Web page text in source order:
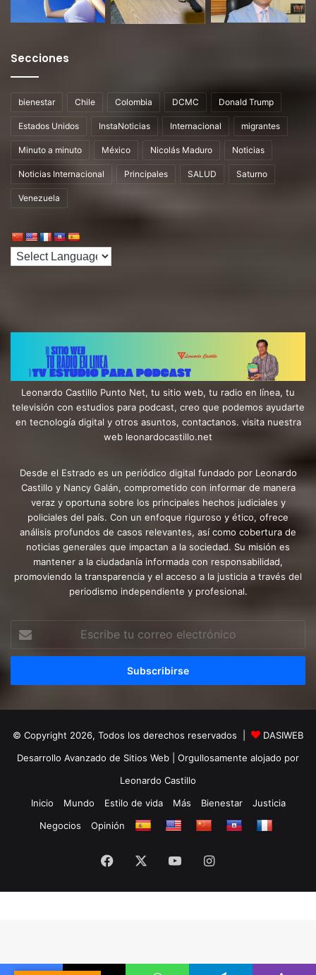
Secciones
bienestar Chile Colombia DCMC Donald Trump
Estados Unidos InstaNoticias Internacional migrantes
Minuto a minuto México Nicolás Maduro Noticias
Noticias Internacional Principales SALUD Saturno
Venezuela
Leonardo Castillo Punto Net, tu sitio web, tu radio en línea, tu
televisión con estudios para podcast, creo que podemos ayudarte
en tecnología digital y otros asuntos, contactanos. visita nuestra
web leonardocastillo.net
Desde el Estrado es un periódico digital fundado por Leonardo
Castillo y Nancy Galán, comprometido con informar de manera
veraz y oportuna sobre los principales hechos judiciales y
policiales del país. Con un enfoque riguroso y ético, ofrece
análisis profundos de casos relevantes, así como cobertura de
noticias generales que impactan a la sociedad. Su misión es
mantener a la ciudadanía informada con responsabilidad,
promoviendo la transparencia y el acceso a la justicia a través del
periodismo independiente y profesional.
correo
© Copyright 2026, Todos los derechos reservados |
DASIWEB
Desarrollo Avanzado de Sitios Web | Orgullosamente alojado por
Leonardo Castillo
Inicio
Mundo Estilo de vida Más Bienestar
Justicia
Negocios
Opinión
Facebook YouTubeInstagram